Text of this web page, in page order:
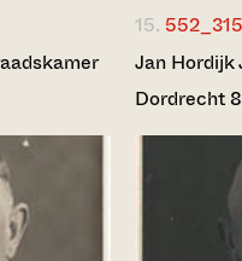
15.
Jan Hordijk
Dordrecht